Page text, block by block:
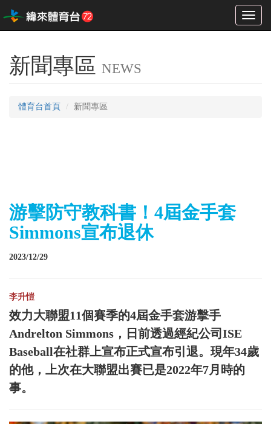
Toggle
新聞專區 NEWS
體育台首頁 新聞專區
游擊防守教科書！4屆金手套
Simmons宣布退休
2023/12/29
李升愷
效力大聯盟11個賽季的4屆金手套游擊手
Andrelton Simmons，日前透過經紀公司ISE
Baseball在社群上宣布正式宣布引退。現年34歲
的他，上次在大聯盟出賽已是2022年7月時的
事。